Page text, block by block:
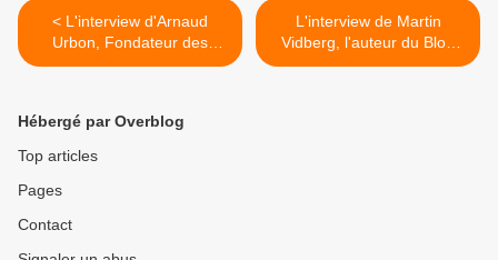
< L'interview d'Arnaud
Urbon, Fondateur des
Editions Ilopeli.
L'interview de Martin
Vidberg, l'auteur du Blog
des Patates >
Hébergé par Overblog
Top articles
Pages
Contact